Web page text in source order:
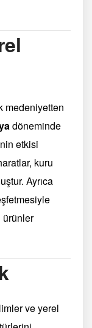
medeniyetten
döneminde
etkisi
kuru
Ayrıca
ürünler
ve yerel